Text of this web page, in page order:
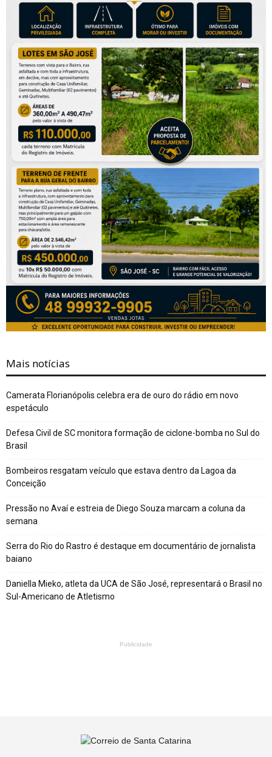
Mais notícias
Camerata Florianópolis celebra era de ouro do rádio em novo
espetáculo
Defesa Civil de SC monitora formação de ciclone-bomba no Sul do
Brasil
Bombeiros resgatam veículo que estava dentro da Lagoa da
Conceição
Pressão no Avaí e estreia de Diego Souza marcam a coluna da
semana
Serra do Rio do Rastro é destaque em documentário de jornalista
baiano
Daniella Mieko, atleta da UCA de São José, representará o Brasil no
Sul-Americano de Atletismo
Publicidade